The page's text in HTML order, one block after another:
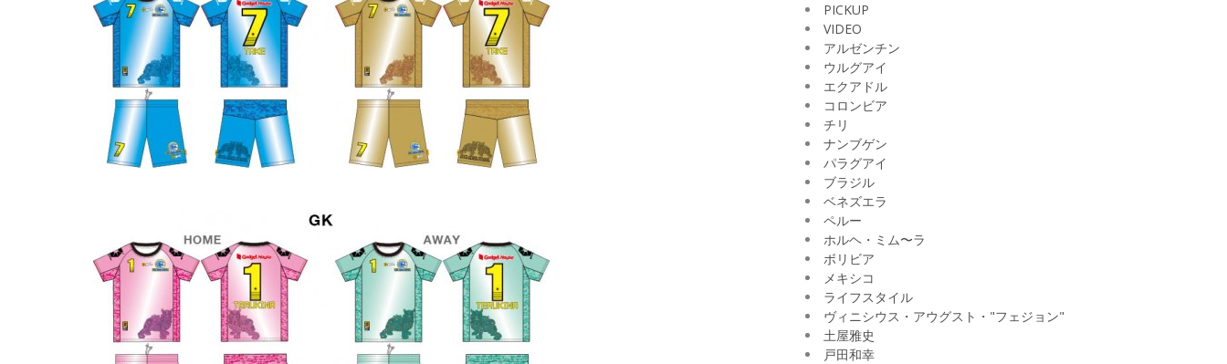
PICKUP
VIDEO
アルゼンチン
ウルグアイ
エクアドル
コロンビア
チリ
ナンブゲン
パラグアイ
ブラジル
ベネズエラ
ペルー
ホルヘ・ミム〜ラ
ボリビア
メキシコ
ライフスタイル
ヴィニシウス・アウグスト・"フェジョン"
土屋雅史
戸田和幸